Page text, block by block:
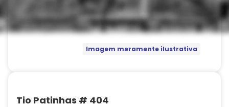
Imagem meramente ilustrativa
Tio Patinhas # 404